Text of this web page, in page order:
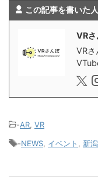
この記事を書いた人
VRさ
VRさ
-AR VR
-NEWS イベント 新潟